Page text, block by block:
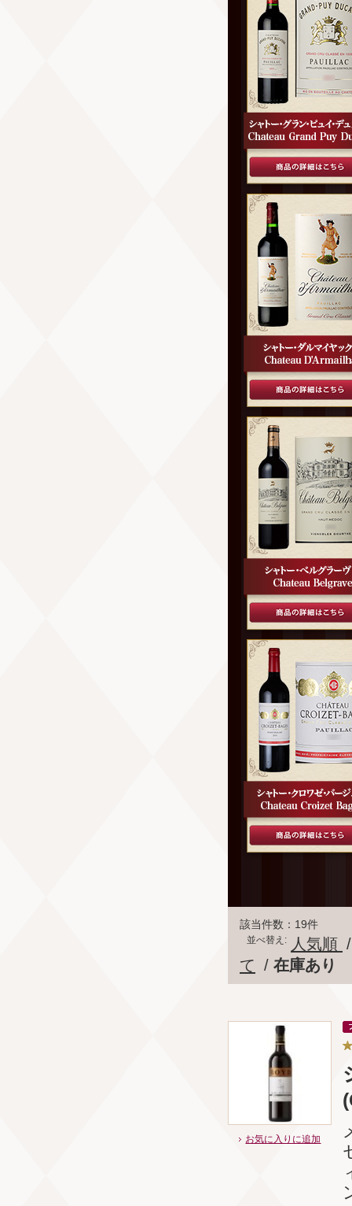
該当件数：19件
並べ替え: 人気順
て / 在庫あり
お気に入りに追加